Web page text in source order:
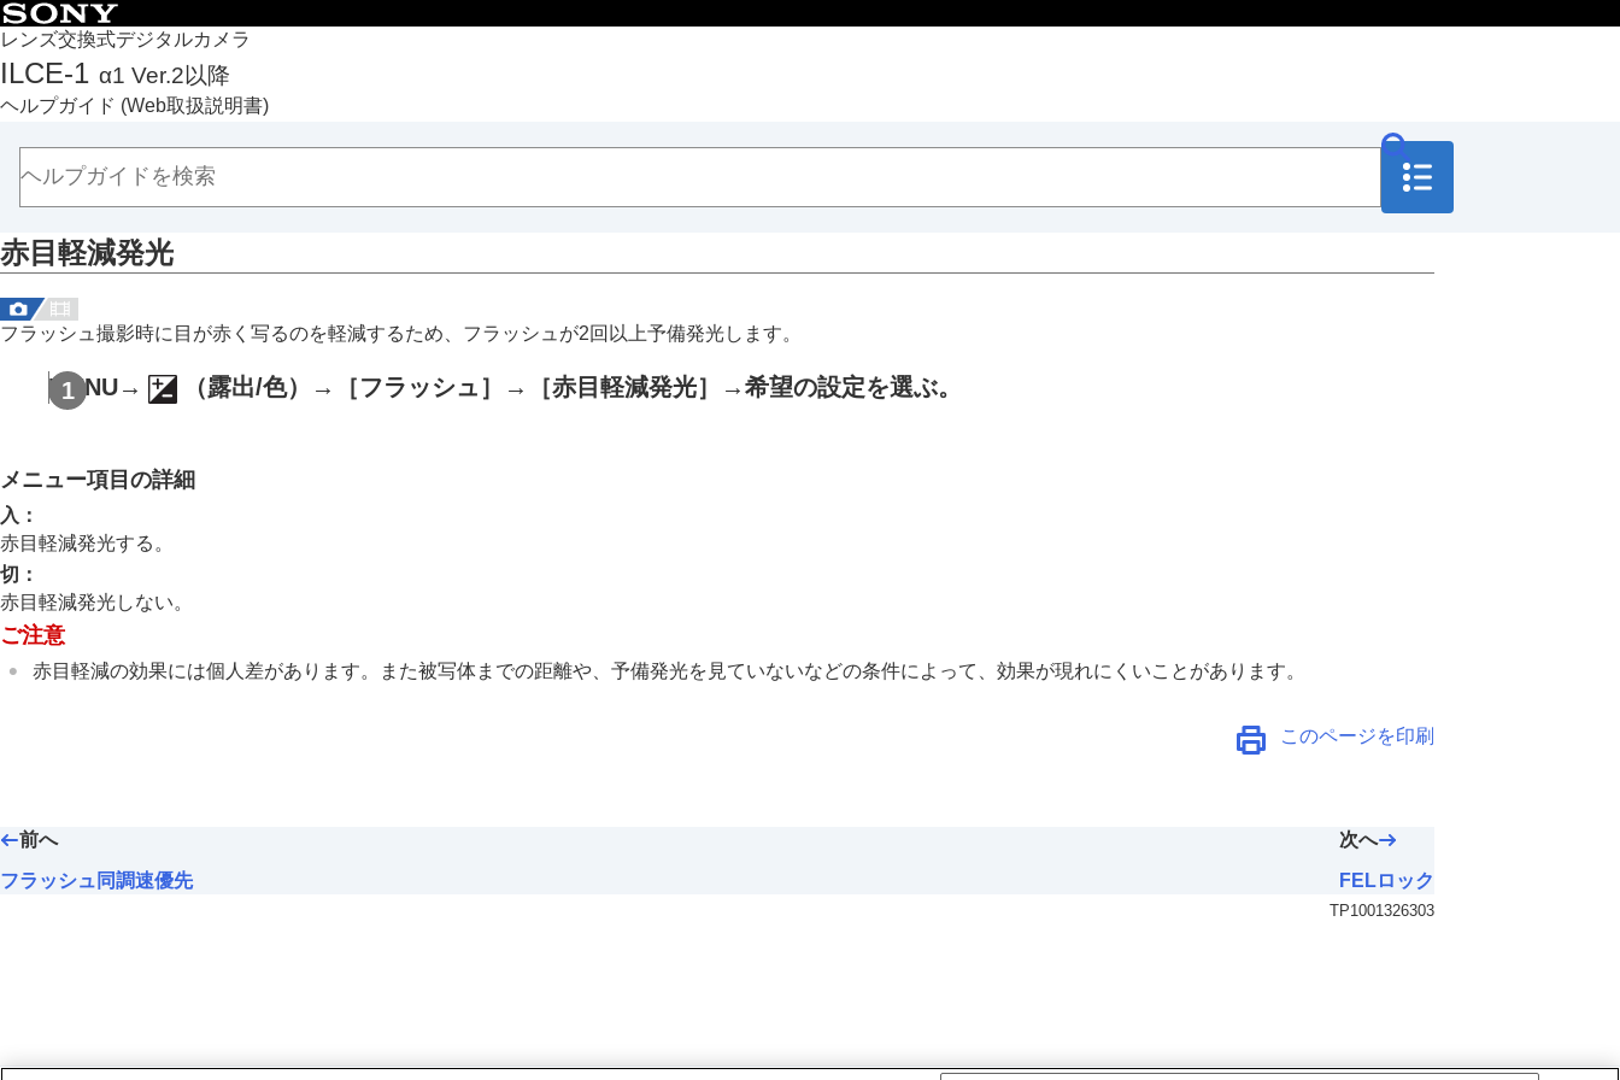
レンズ交換式デジタルカメラ
ILCE-1 α1 Ver.2以降
ヘルプガイド (Web取扱説明書)
トップページ
ヘルプガイドの使いかた
必ずお読みください
本体と付属品を確認する
本機の基本操作
MENU一覧から機能を探す
撮影機能を活用する
この章の目次
顔/瞳AF
露出/測光を調整する
ホワイトバランス
ドライブモードを使う（連写/セルフタイマー）
ズームする
ワイヤレスフラッシュ
赤目軽減発光
フラッシュ撮影時に目が赤く写るのを軽減するため、フラッシュが2回以上予備発光します。
MENU→ （露出/色）→ ［フラッシュ］ → ［赤目軽減発光］ →希望の設定を選ぶ。
メニュー項目の詳細
入 ：
赤目軽減発光する。
切 ：
赤目軽減発光しない。
ご注意
赤目軽減の効果には個人差があります。また被写体までの距離や、予備発光を見ていないなどの条件によって、効果が現れにくいことがあります。
このページを印刷
前へ
フラッシュ同調速優先
次へ
FELロック
TP1001326303